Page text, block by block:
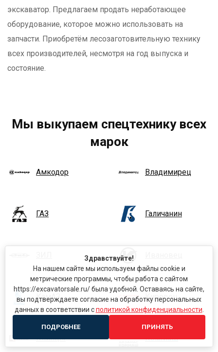
экскаватор. Предлагаем продать неработающее
оборудование, которое можно использовать на
запчасти. Приобретём лесозаготовительную технику
всех производителей, несмотря на год выпуска и
состояние.
Мы выкупаем спецтехнику всех
марок
Амкодор Владимирец
ГАЗ Галичанин
КамАЗ Кировец
Клинцы КомМаш
Здравствуйте!
На нашем сайте мы используем файлы cookie и
метрические программы, чтобы работа с сайтом
https://excavatorsale.ru/ была удобной. Оставаясь на сайте,
вы подтверждаете согласие на обработку персональных
данных в соответствии сполитикой конфиденциальности
ПОДРОБНЕЕ ПРИНЯТЬ